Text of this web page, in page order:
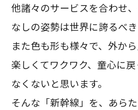
他諸々のサービスを合わせ
なしの姿勢は世界に誇るべき
また色も形も様々で、外か
楽しくてワクワク、童心に
なくないと思います。
そんな「新幹線」を、あら